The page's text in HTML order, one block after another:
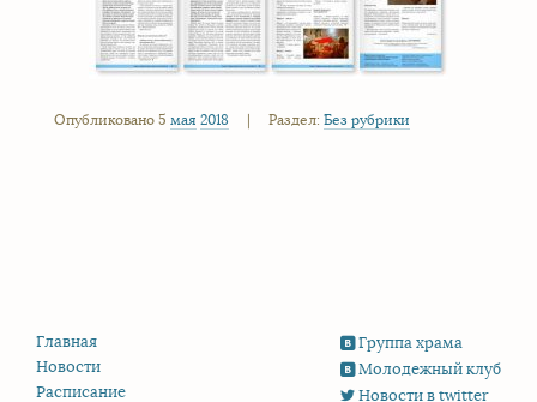
Опубликовано 5 мая 2018 | Раздел: Без рубрики
Группа храма
Молодежный клуб
Новости в twitter
Главная
Новости
Расписание